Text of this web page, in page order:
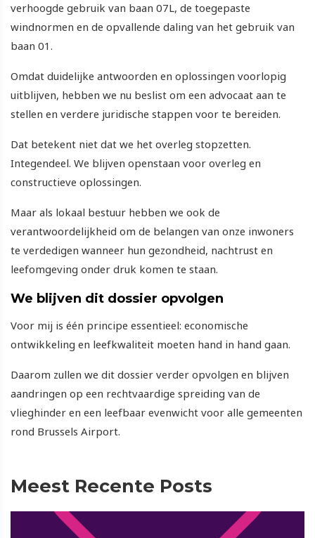
verhoogde gebruik van baan 07L, de toegepaste
windnormen en de opvallende daling van het gebruik van
baan 01.
Omdat duidelijke antwoorden en oplossingen voorlopig
uitblijven, hebben we nu beslist om een advocaat aan te
stellen en verdere juridische stappen voor te bereiden.
Dat betekent niet dat we het overleg stopzetten.
Integendeel. We blijven openstaan voor overleg en
constructieve oplossingen.
Maar als lokaal bestuur hebben we ook de
verantwoordelijkheid om de belangen van onze inwoners
te verdedigen wanneer hun gezondheid, nachtrust en
leefomgeving onder druk komen te staan.
We blijven dit dossier opvolgen
Voor mij is één principe essentieel: economische
ontwikkeling en leefkwaliteit moeten hand in hand gaan.
Daarom zullen we dit dossier verder opvolgen en blijven
aandringen op een rechtvaardige spreiding van de
vlieghinder en een leefbaar evenwicht voor alle gemeenten
rond Brussels Airport.
Meest Recente Posts